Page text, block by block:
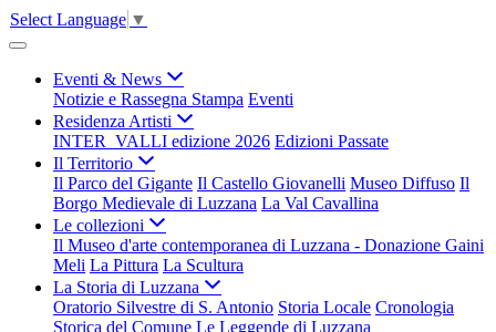
Select Language ▼
Eventi & News
Notizie e Rassegna Stampa Eventi
Residenza Artisti
INTER_VALLI edizione 2026 Edizioni Passate
Il Territorio
Il Parco del Gigante Il Castello Giovanelli Museo Diffuso Il
Borgo Medievale di Luzzana La Val Cavallina
Le collezioni
Il Museo d'arte contemporanea di Luzzana - Donazione Gaini
Meli La Pittura La Scultura
La Storia di Luzzana
Oratorio Silvestre di S. Antonio Storia Locale Cronologia
Storica del Comune Le Leggende di Luzzana